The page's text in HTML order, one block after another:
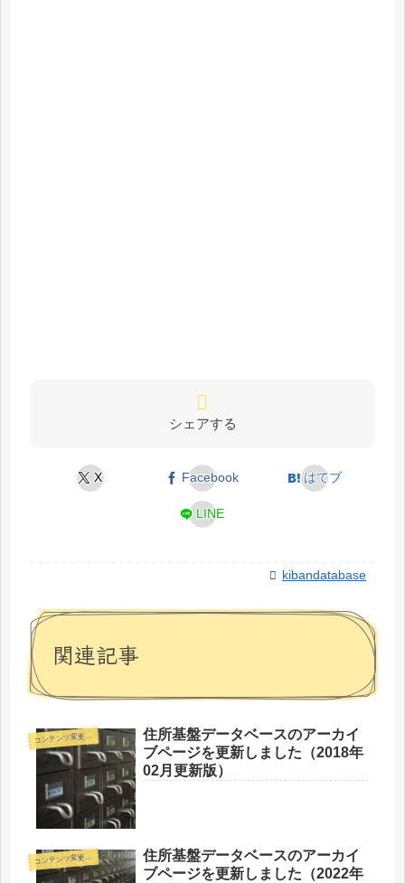
シェアする
X Facebook はてブ
LINE
kibandatabase
関連記事
コ
ンテンツ変更情報
住所基盤データベースのアーカイ
ブページを更新しました（2018年
02月更新版）
コ
ンテンツ変更情報
住所基盤データベースのアーカイ
ブページを更新しました（2022年